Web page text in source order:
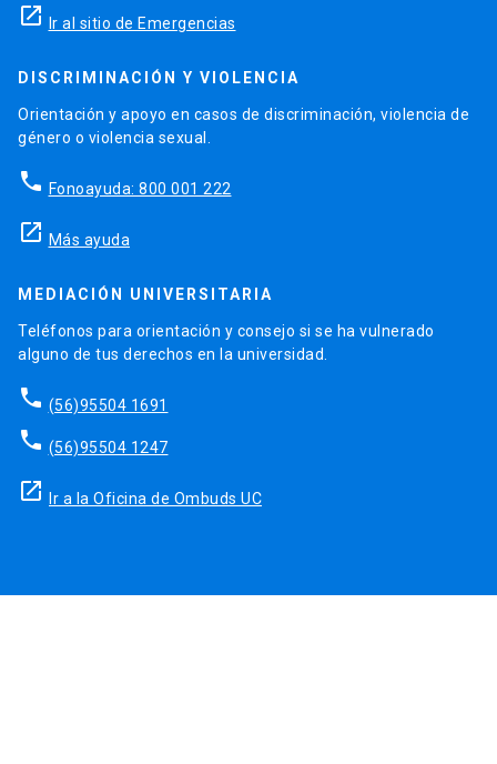
launch Ir al sitio de Emergencias
DISCRIMINACIÓN Y VIOLENCIA
Orientación y apoyo en casos de discriminación, violencia de
género o violencia sexual.
phone Fonoayuda: 800 001 222
launch Más ayuda
MEDIACIÓN UNIVERSITARIA
Teléfonos para orientación y consejo si se ha vulnerado
alguno de tus derechos en la universidad.
phone (56)95504 1691
phone (56)95504 1247
launch Ir a la Oficina de Ombuds UC